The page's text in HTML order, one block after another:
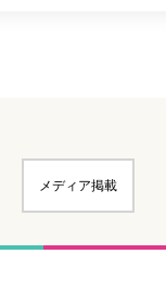
メディア掲載